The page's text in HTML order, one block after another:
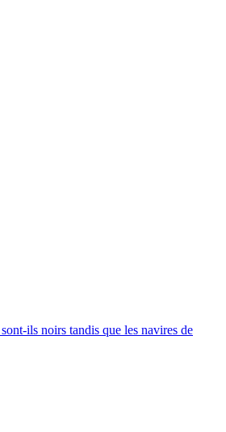
ils noirs tandis que les navires de